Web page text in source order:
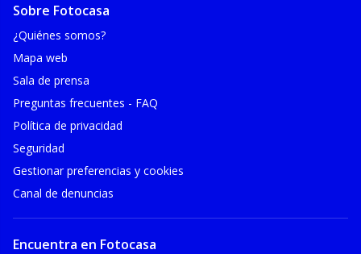
Sobre Fotocasa
¿Quiénes somos?
Mapa web
Sala de prensa
Preguntas frecuentes - FAQ
Política de privacidad
Seguridad
Gestionar preferencias y cookies
Canal de denuncias
Encuentra en Fotocasa